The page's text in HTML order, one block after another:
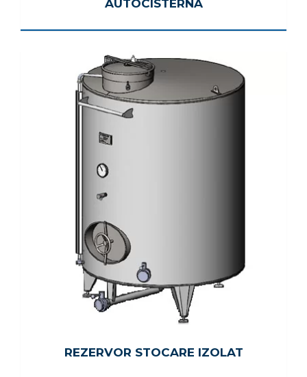
AUTOCISTERNA
REZERVOR STOCARE IZOLAT